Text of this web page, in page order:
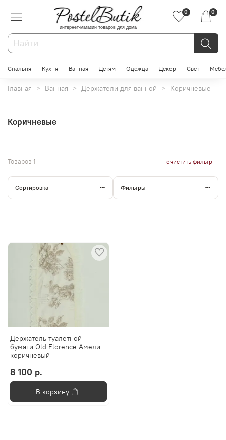
интернет-магазин товаров для дома
0 0
Спальня Кухня Ванная Детям Одежда Декор Свет
Главная Ванная Держатели для ванной Коричневые
Коричневые
Товаров 1 очистить фильтр
Сортировка Фильтры
Держатель туалетной
бумаги Old Florence Амели
коричневый
8 100 р.
В корзину